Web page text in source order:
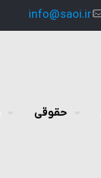
info@saoi.ir
حقوقی